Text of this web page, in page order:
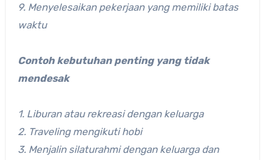
9. Menyelesaikan pekerjaan yang memiliki batas
waktu
Contoh kebutuhan penting yang tidak
mendesak
1. Liburan atau rekreasi dengan keluarga
2. Traveling mengikuti hobi
3. Menjalin silaturahmi dengan keluarga dan